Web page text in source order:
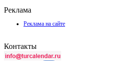
Реклама
Реклама на сайте
Контакты